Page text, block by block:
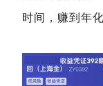
时间，赚到年